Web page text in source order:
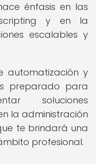
énfasis en las
y en la
escalables y
automatización y
preparado para
soluciones
la administración
te brindará una
profesional.